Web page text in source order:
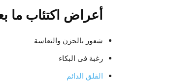
أعراض اكتئاب ما
شعور بالحزن والتعاسة
رغبة فى البكاء
القلق الدائم